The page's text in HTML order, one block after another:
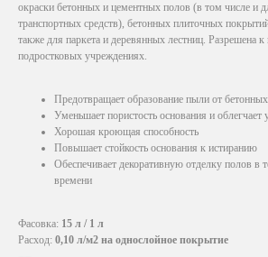
окраски бетонных и цементных полов (в том числе и
транспортных средств), бетонных плиточных
также для паркета и деревянных лестниц. Разрешена
подростковых учреждениях.
Предотвращает образование пыли от
Уменьшает пористость основания и облегчает
Хорошая кроющая способность
Повышает стойкость основания к истиранию
Обеспечивает декоративную отделку полов в
времени
Фасовка: 15 л / 1 л
Расход: 0,10 л/м2 на однослойное покрытие